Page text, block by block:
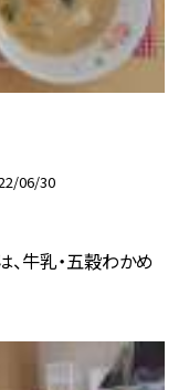
06/30
牛乳・五穀わかめ